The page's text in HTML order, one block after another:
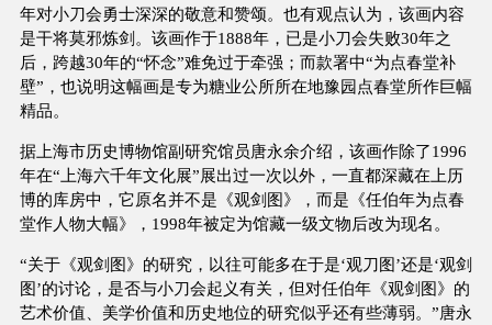
年对小刀会勇士深深的敬意和赞颂。也有观点认为，该画内容
是干将莫邪炼剑。该画作于1888年，已是小刀会失败30年之
后，跨越30年的“怀念”难免过于牵强；而款署中“为点春堂补
壁”，也说明这幅画是专为糖业公所所在地豫园点春堂所作巨幅
精品。
据上海市历史博物馆副研究馆员唐永余介绍，该画作除了1996
年在“上海六千年文化展”展出过一次以外，一直都深藏在上历
博的库房中，它原名并不是《观剑图》，而是《任伯年为点春
堂作人物大幅》，1998年被定为馆藏一级文物后改为现名。
“关于《观剑图》的研究，以往可能多在于是‘观刀图’还是‘观剑
图’的讨论，是否与小刀会起义有关，但对任伯年《观剑图》的
艺术价值、美学价值和历史地位的研究似乎还有些薄弱。”唐永